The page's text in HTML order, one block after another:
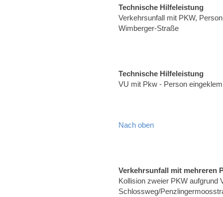
Technische Hilfeleistung
Verkehrsunfall mit PKW,
Wimberger-Straße
Technische Hilfeleistung
VU mit Pkw - Person
Nach oben
Verkehrsunfall mit mehreren
Kollision zweier PKW aufgrund
Schlossweg/